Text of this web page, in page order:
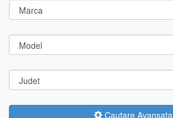
Cautare Avansata